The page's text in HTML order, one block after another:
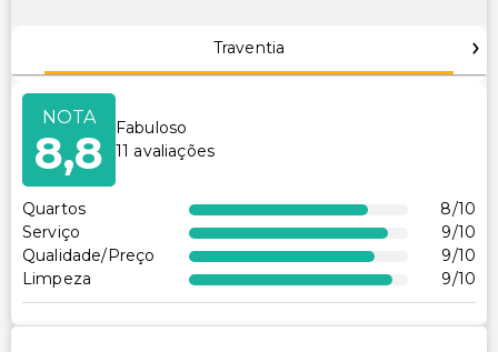
Traventia
NOTA
8,8
Fabuloso
11 avaliações
Quartos 8/10
Serviço
9/10
Qualidade/Preço
9/10
Limpeza
9/10